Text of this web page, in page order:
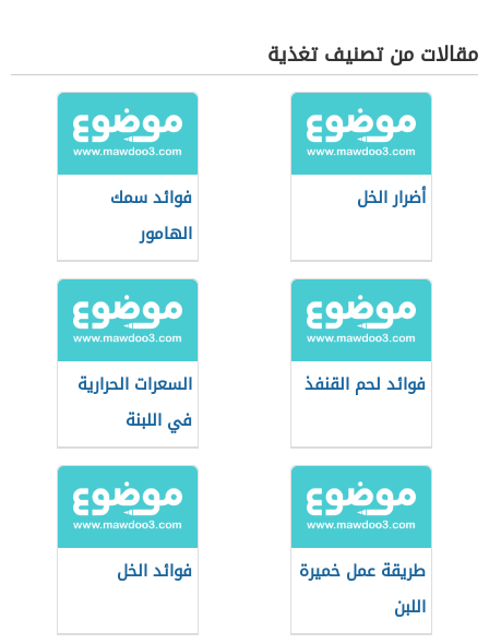
مقالات من تصنيف تغذية
أضرار الخل
فوائد سمك
الهامور
فوائد لحم القنفذ
السعرات الحرارية
في اللبنة
طريقة عمل خميرة
اللبن
فوائد الخل